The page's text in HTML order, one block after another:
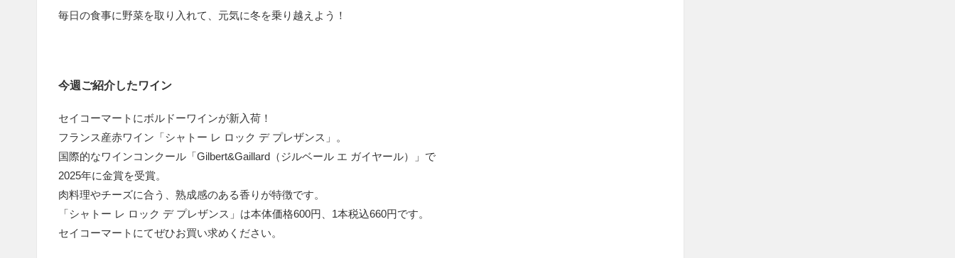
毎日の食事に野菜を取り入れて、元気に冬を乗り越えよう！
今週ご紹介したワイン
セイコーマートにボルドーワインが新入荷！
フランス産赤ワイン「シャトー レ ロック デ プレザンス」。
国際的なワインコンクール「Gilbert&Gaillard（ジルベール エ ガイヤール）」で
2025年に金賞を受賞。
肉料理やチーズに合う、熟成感のある香りが特徴です。
「シャトー レ ロック デ プレザンス」は本体価格600円、1本税込660円です。
セイコーマートにてぜひお買い求めください。